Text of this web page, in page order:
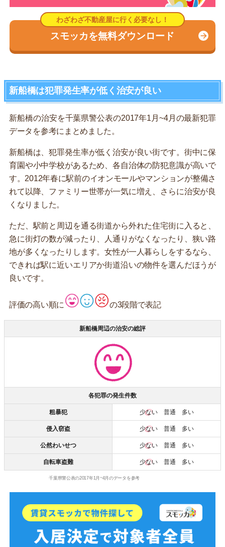
スモッカを無料ダウンロード
新船橋は犯罪発生率が低く治安が良い
新船橋の治安を千葉県警公表の2017年1月~4月の最新犯罪
データを参考にまとめました。
新船橋は、犯罪発生率が低く治安が良い街です。街中に保
育園や小中学校があるため、各自治体の防犯意識が高いで
す。2012年春に駅前のイオンモールやマンションが整備さ
れて以降、ファミリー世帯が一気に増え、さらに治安が良
くなりました。
ただ、駅前と周辺を通る街道から外れた住宅街に入ると、
急に街灯の数が減ったり、人通りがなくなったり、狭い路
地が多くなったりします。女性が一人暮らしをするなら、
できれば駅に近いエリアか街道沿いの物件を選んだほうが
良いです。
評価の高い順に の3段階で表記
新船橋周辺の治安の総評
各犯罪の発生件数
粗暴犯 少ない普通 多い
侵入窃盗 少ない普通 多い
公然わいせつ 少ない普通 多い
自転車盗難 少ない普通 多い
千葉県警公表の2017年1月~4月のデータを参考